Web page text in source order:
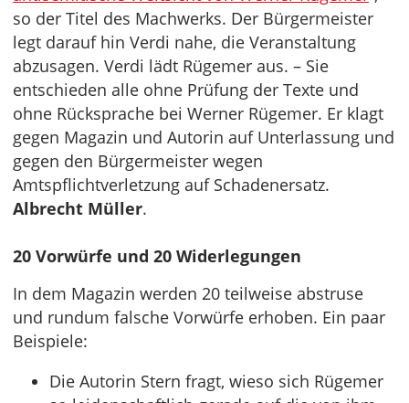
so der Titel des Machwerks. Der Bürgermeister
legt darauf hin Verdi nahe, die Veranstaltung
abzusagen. Verdi lädt Rügemer aus. – Sie
entschieden alle ohne Prüfung der Texte und
ohne Rücksprache bei Werner Rügemer. Er klagt
gegen Magazin und Autorin auf Unterlassung und
gegen den Bürgermeister wegen
Amtspflichtverletzung auf Schadenersatz.
Albrecht Müller.
20 Vorwürfe und 20 Widerlegungen
In dem Magazin werden 20 teilweise abstruse
und rundum falsche Vorwürfe erhoben. Ein paar
Beispiele:
Die Autorin Stern fragt, wieso sich Rügemer